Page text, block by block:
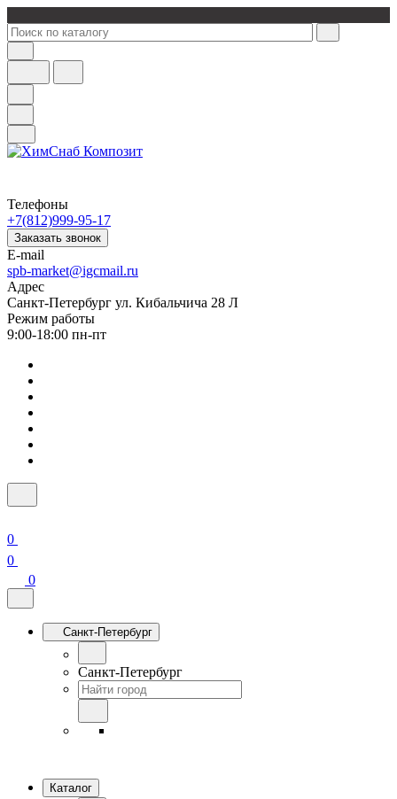
Телефоны
+7(812)999-95-17
Заказать звонок
E-mail
spb-market@igcmail.ru
Адрес
Санкт-Петербург ул. Кибальчича 28 Л
Режим работы
9:00-18:00 пн-пт
0
0
0
Санкт-Петербург
Санкт-Петербург
Каталог